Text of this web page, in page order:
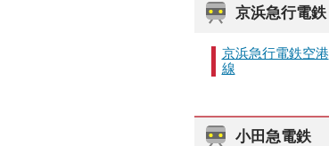
京浜急行電鉄
京浜急行電鉄空港
線
小田急電鉄